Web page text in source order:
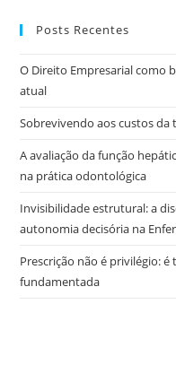
Posts Recentes
O Direito Empresarial como
atual
Sobrevivendo aos custos da
A avaliação da função
na prática odontológica
Invisibilidade estrutural: a
autonomia decisória na
Prescrição não é privilégio:
fundamentada